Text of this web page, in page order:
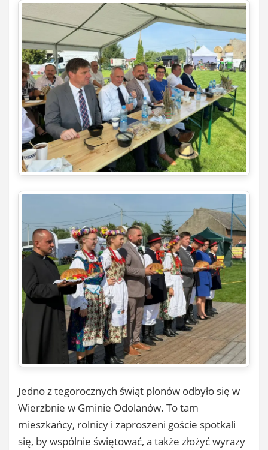
Jedno z tegorocznych świąt plonów odbyło się w
Wierzbnie w Gminie Odolanów. To tam
mieszkańcy, rolnicy i zaproszeni goście spotkali
się, by wspólnie świętować, a także złożyć wyrazy